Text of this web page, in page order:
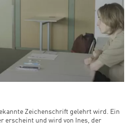
Zeichenschrift gelehrt wird. Ein
erscheint und wird von Ines, der